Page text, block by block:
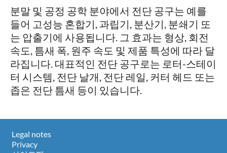
분말 및 공정 공학 분야에서 전단 공구는 예를
들어 고성능 혼합기, 과립기, 분산기, 분쇄기 또
는 압출기에 사용됩니다. 그 효과는 형상, 회전
속도, 틈새 폭, 원주 속도 및 제품 특성에 따라 달
라집니다. 대표적인 전단 공구로는 로터-스테이
터 시스템, 전단 날개, 전단 레일, 커터 헤드 또는
좁은 전단 틈새 등이 있습니다.
Legal notes
Privacy